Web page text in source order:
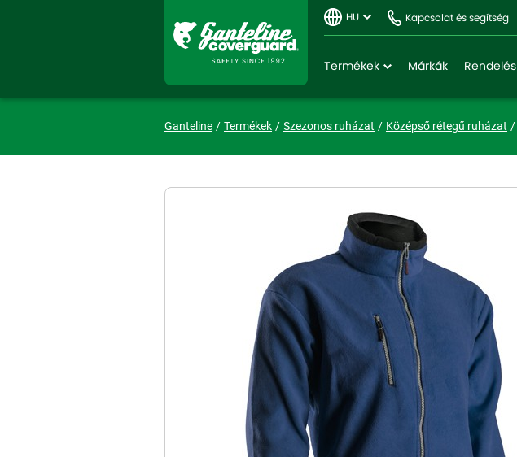
HU Kapcsolat és segítség
Termékek Márkák Rendelés
Ganteline Termékek Szezonos ruházat Középső rétegű ruházat